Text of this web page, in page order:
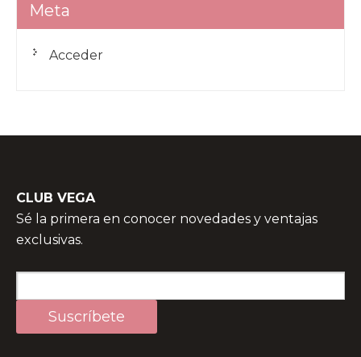
Meta
Acceder
CLUB VEGA
Sé la primera en conocer novedades y ventajas
exclusivas.